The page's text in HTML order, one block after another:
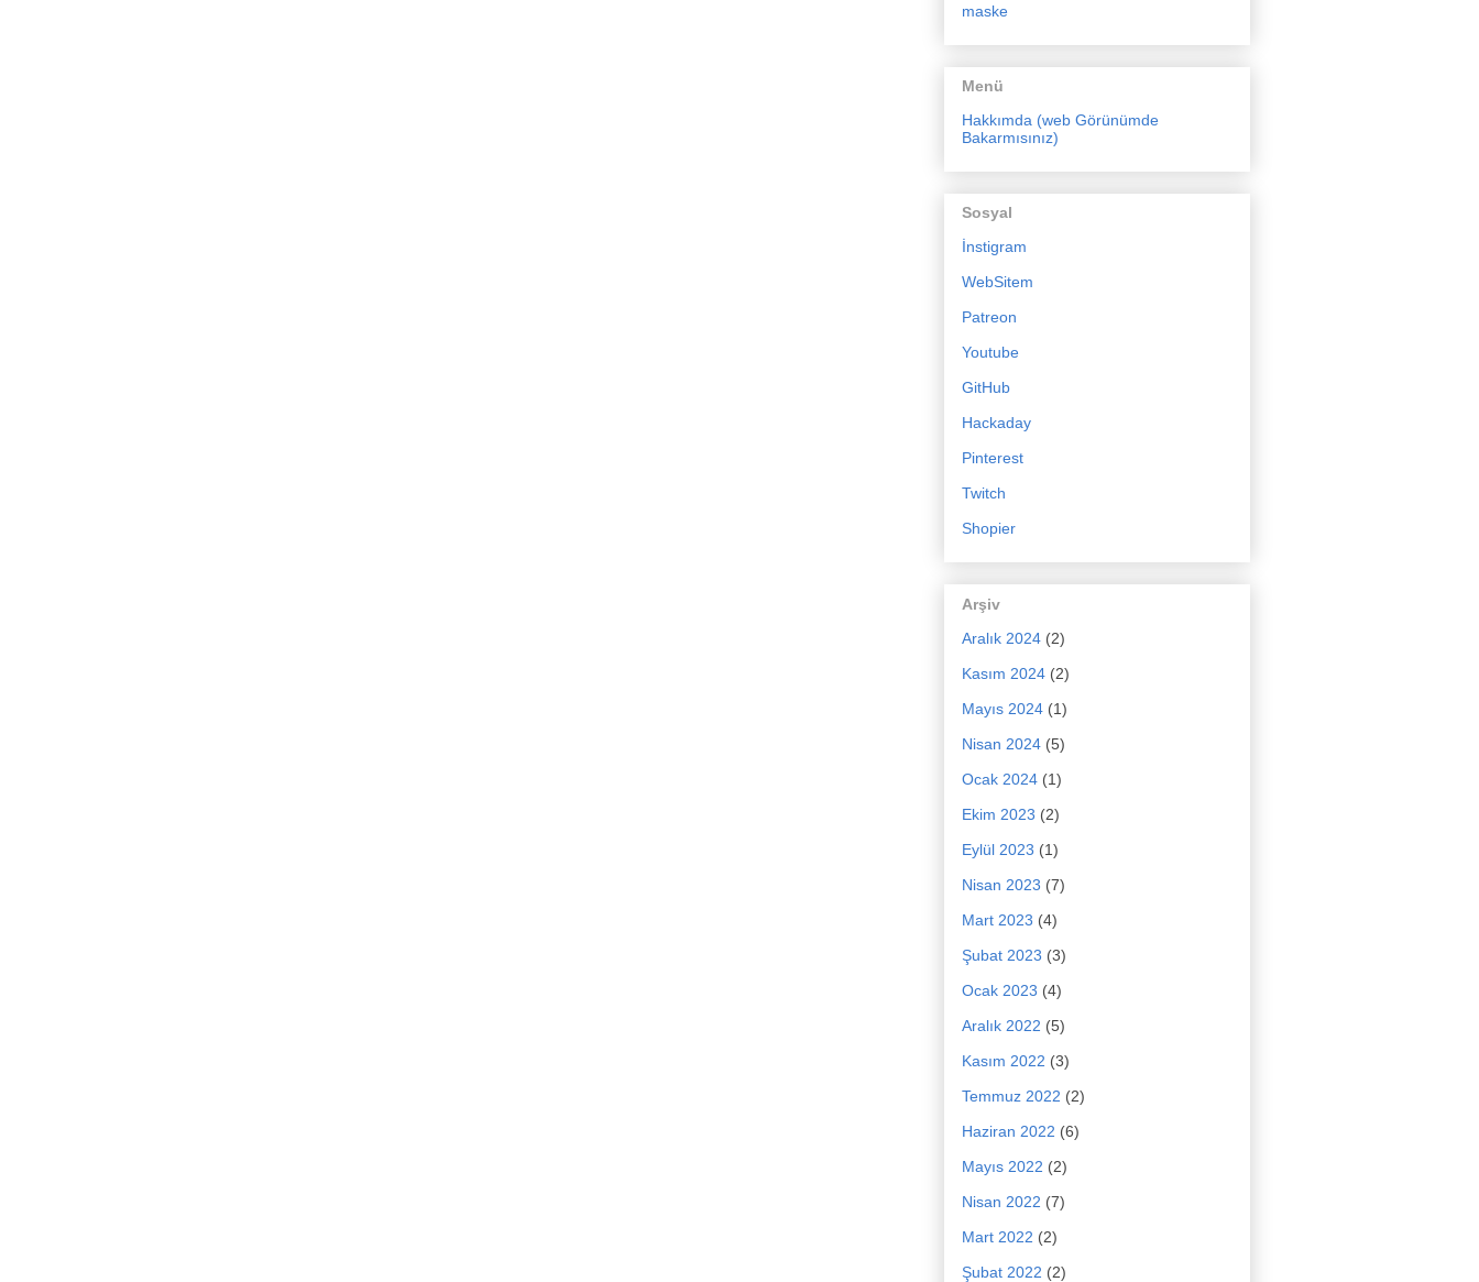
maske
Menü
Hakkımda (web Görünümde
Bakarmısınız)
Sosyal
İnstigram
WebSitem
Patreon
Youtube
GitHub
Hackaday
Pinterest
Twitch
Shopier
Arşiv
Aralık 2024 (2)
Kasım 2024 (2)
Mayıs 2024 (1)
Nisan 2024 (5)
Ocak 2024 (1)
Ekim 2023 (2)
Eylül 2023 (1)
Nisan 2023 (7)
Mart 2023 (4)
Şubat 2023 (3)
Ocak 2023 (4)
Aralık 2022 (5)
Kasım 2022 (3)
Temmuz 2022 (2)
Haziran 2022 (6)
Mayıs 2022 (2)
Nisan 2022 (7)
Mart 2022 (2)
Şubat 2022 (2)